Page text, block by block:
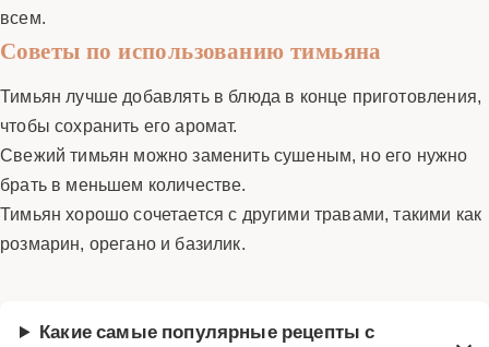
всем.
Советы по использованию тимьяна
Тимьян лучше добавлять в блюда в конце приготовления,
чтобы сохранить его аромат.
Свежий тимьян можно заменить сушеным, но его нужно
брать в меньшем количестве.
Тимьян хорошо сочетается с другими травами, такими как
розмарин, орегано и базилик.
Какие самые популярные рецепты с